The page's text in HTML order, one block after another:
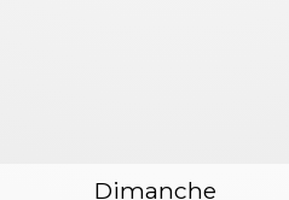
Dimanche